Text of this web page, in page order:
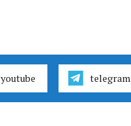
youtube telegram